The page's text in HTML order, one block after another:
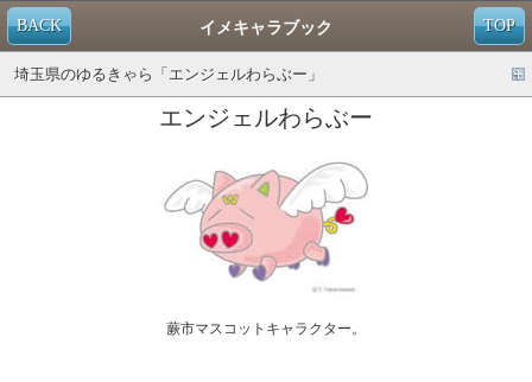
TOP
BACK イメキャラブック
埼玉県のゆるきゃら「エンジェルわらぶー」
エンジェルわらぶー
蕨市マスコットキャラクター。